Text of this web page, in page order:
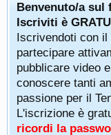
Benvenuto/a sul
Iscriviti è
Iscrivendoti con il
partecipare
pubblicare video
conoscere tanti
passione per il
L'iscrizione è
ricordi la